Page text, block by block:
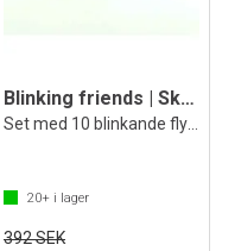
Blinking friends | Sköldpadda |10 st.
20+ i lager
392 SEK